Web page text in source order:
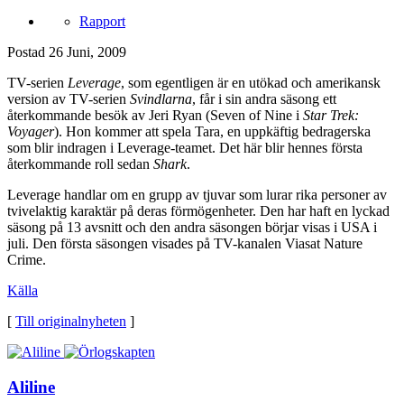
Rapport
Postad 26 Juni, 2009
TV-serien Leverage, som egentligen är en utökad och amerikansk
version av TV-serien Svindlarna, får i sin andra säsong ett
återkommande besök av Jeri Ryan (Seven of Nine i Star Trek:
Voyager). Hon kommer att spela Tara, en uppkäftig bedragerska
som blir indragen i Leverage-teamet. Det här blir hennes första
återkommande roll sedan Shark.
Leverage handlar om en grupp av tjuvar som lurar rika personer av
tvivelaktig karaktär på deras förmögenheter. Den har haft en lyckad
säsong på 13 avsnitt och den andra säsongen börjar visas i USA i
juli. Den första säsongen visades på TV-kanalen Viasat Nature
Crime.
Källa
[ Till originalnyheten ]
Aliline